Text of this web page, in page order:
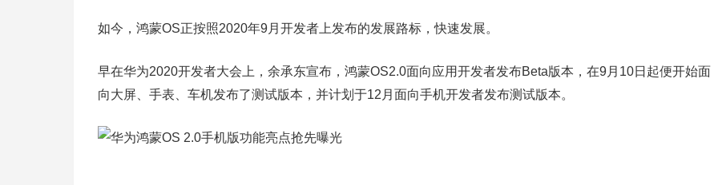
如今，鸿蒙OS正按照2020年9月开发者上发布的发展路标，快速发展。
早在华为2020开发者大会上，余承东宣布，鸿蒙OS2.0面向应用开发者发布Beta版本，在9月10日起便开始面
向大屏、手表、车机发布了测试版本，并计划于12月面向手机开发者发布测试版本。